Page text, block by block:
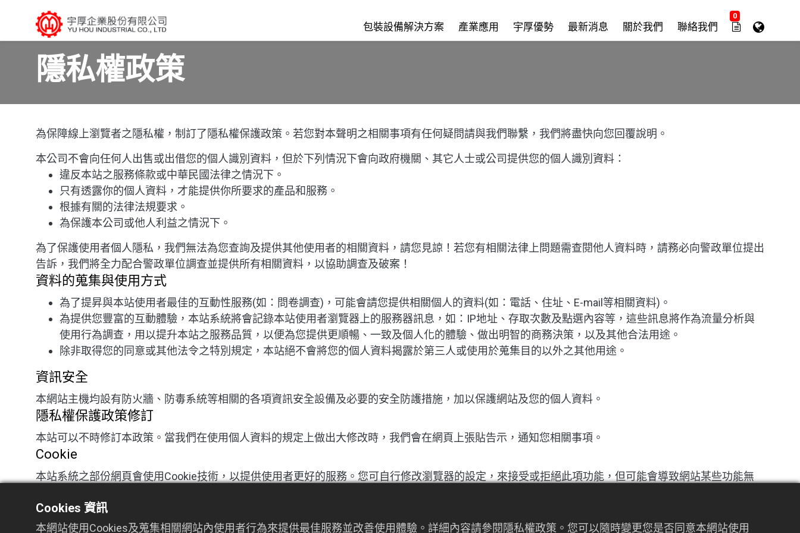
包裝設備解決方案 產業應用 宇厚優勢 最新消息 關於我們 聯絡我們
0
隱私權政策
為保障線上瀏覽者之隱私權，制訂了隱私權保護政策。若您對本聲明之相關事項有任何疑問請與我們聯繫，我們將盡快向您回覆說明。
本公司不會向任何人出售或出借您的個人識別資料，但於下列情況下會向政府機關、其它人士或公司提供您的個人識別資料：
違反本站之服務條款或中華民國法律之情況下。
只有透露你的個人資料，才能提供你所要求的產品和服務。
根據有關的法律法規要求。
為保護本公司或他人利益之情況下。
為了保護使用者個人隱私，我們無法為您查詢及提供其他使用者的相關資料，請您見諒！若您有相關法律上問題需查閱他人資料時，請務必向警政單位提出
告訴，我們將全力配合警政單位調查並提供所有相關資料，以協助調查及破案！
資料的蒐集與使用方式
為了提昇與本站使用者最佳的互動性服務(如：問卷調查)，可能會請您提供相關個人的資料(如：電話、住址、E-mail等相關資料)。
為提供您豐富的互動體驗，本站系統將會記錄本站使用者瀏覽器上的服務器訊息，如：IP地址、存取次數及點選內容等，這些訊息將作為流量分析與
使用行為調查，用以提升本站之服務品質，以便為您提供更順暢、一致及個人化的體驗、做出明智的商務決策，以及其他合法用途。
除非取得您的同意或其他法令之特別規定，本站絕不會將您的個人資料揭露於第三人或使用於蒐集目的以外之其他用途。
資訊安全
本網站主機均設有防火牆、防毒系統等相關的各項資訊安全設備及必要的安全防護措施，加以保護網站及您的個人資料。
隱私權保護政策修訂
本站可以不時修訂本政策。當我們在使用個人資料的規定上做出大修改時，我們會在網頁上張貼告示，通知您相關事項。
Cookie
本站系統之部份網頁會使用Cookie技術，以提供使用者更好的服務。您可自行修改瀏覽器的設定，來接受或拒絕此項功能，但可能會導致網站某些功能無
網站對外的相關連結
Cookies 資訊
本網站使用Cookies及蒐集相關網站內使用者行為來提供最佳服務並改善使用體驗。詳細內容請參閱隱私權政策。您可以隨時變更您是否同意本網站使用